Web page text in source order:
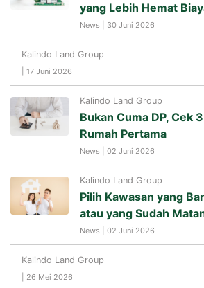
yang Lebih Hemat
News | 30 Juni 2026
Kalindo Land Group
| 17 Juni 2026
Kalindo Land Group
Bukan Cuma DP, Cek
Rumah Pertama
News | 02 Juni 2026
Kalindo Land Group
Pilih Kawasan yang
atau yang Sudah
News | 02 Juni 2026
Kalindo Land Group
| 26 Mei 2026